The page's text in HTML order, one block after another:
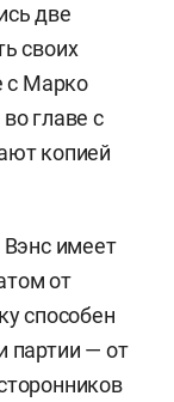
две
своих
с Марко
главе с
копией
имеет
от
способен
партии — от